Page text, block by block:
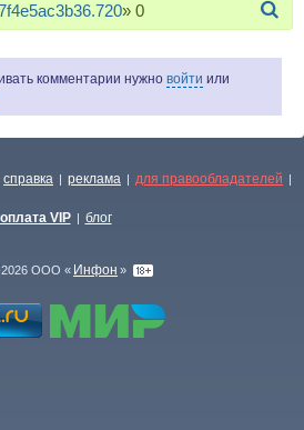
» 0
комментарии нужно войти или
справка | реклама | для правообладателей |
оплата VIP | блог
2026 ООО « Инфон »